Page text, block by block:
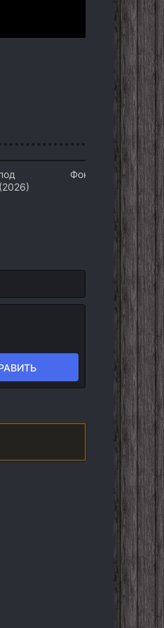
Фонари (2026)